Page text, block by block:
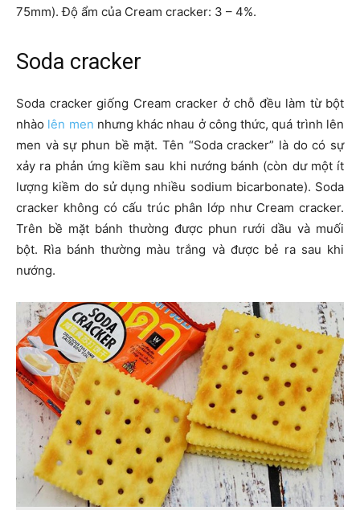
75mm). Độ ẩm của Cream cracker: 3 – 4%.
Soda cracker
Soda cracker giống Cream cracker ở chỗ đều làm từ bột
nhào lên men nhưng khác nhau ở công thức, quá trình lên
men và sự phun bề mặt. Tên “Soda cracker” là do có sự
xảy ra phản ứng kiềm sau khi nướng bánh (còn dư một ít
lượng kiềm do sử dụng nhiều sodium bicarbonate). Soda
cracker không có cấu trúc phân lớp như Cream cracker.
Trên bề mặt bánh thường được phun rưới dầu và muối
bột. Rìa bánh thường màu trắng và được bẻ ra sau khi
nướng.